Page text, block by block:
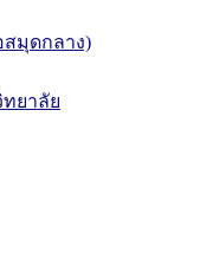
มุดกลาง)
ยาลัย